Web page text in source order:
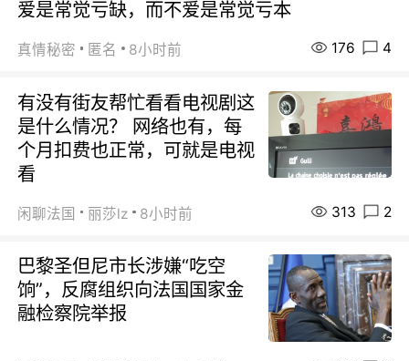
爱是常觉亏缺，而不爱是常觉亏本
真情秘密 匿名 8小时前 176 4
有没有街友帮忙看看电视剧这
是什么情况？ 网络也有，每
个月扣费也正常，可就是电视
看
闲聊法国 丽莎lz 8小时前 313 2
巴黎圣但尼市长涉嫌“吃空
饷”，反腐组织向法国国家金
融检察院举报